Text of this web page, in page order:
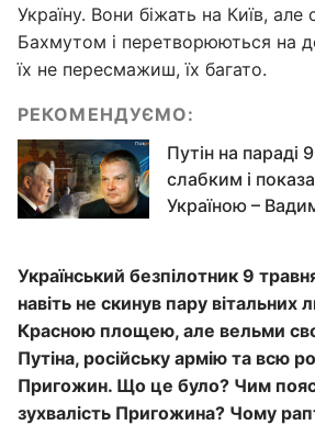
Україну. Вони біжать на Київ, але
Бахмутом і перетворюються на
їх не пересмажиш, їх багато.
РЕКОМЕНДУЄМО:
Путін на параді
слабким і
Україною –
Український безпілотник 9
навіть не скинув пару вітальних
Красною площею, але вельми
Путіна, російську армію та всю
Пригожин. Що це було? Чим
зухвалість Пригожина? Чому